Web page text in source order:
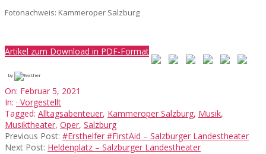
Fotonachweis: Kammeroper Salzburg
Artikel zum Download in PDF-Format
by
2021-
02-
05
On: Februar 5, 2021
In: · Vorgestellt
Tagged: Alltagsabenteuer, Kammeroper Salzburg, Musik,
Musiktheater, Oper, Salzburg
Previous Post: #Ersthelfer #FirstAid – Salzburger Landestheater
Next Post: Heldenplatz – Salzburger Landestheater